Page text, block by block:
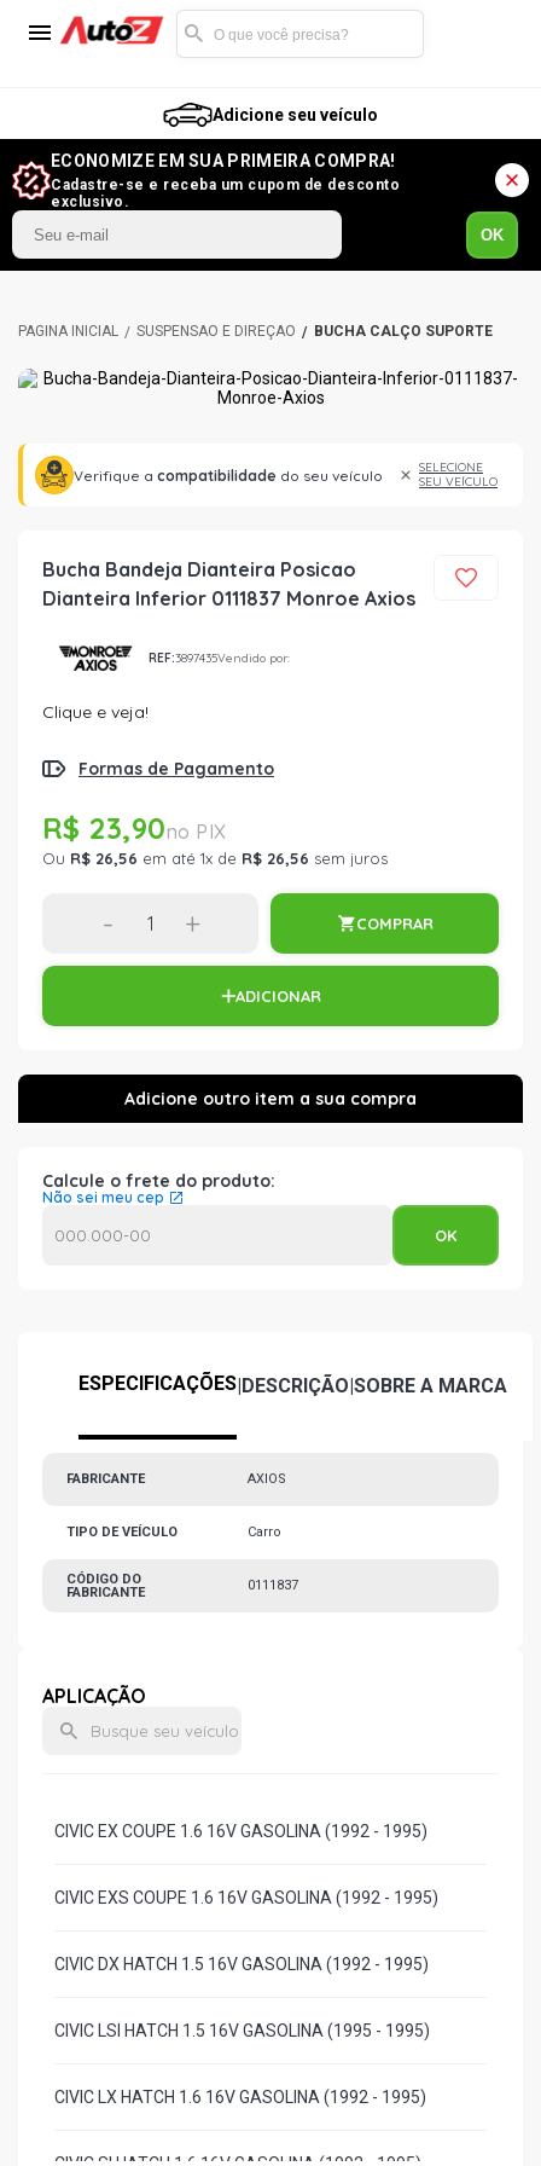
Adicione seu veículo
ECONOMIZE EM SUA PRIMEIRA COMPRA!
Cadastre-se e receba um cupom de desconto
exclusivo.
OK
SUSPENSÃO E DIREÇÃO BUCHA CALÇO SUPORTE
Verifique a compatibilidade do seu veículo
SELECIONE
SEU VEÍCULO
Bucha Bandeja Dianteira Posicao
Dianteira Inferior 0111837 Monroe Axios
REF:3897435Vendido por:
Clique e veja!
Formas de Pagamento
R$ 23,90
Ou R$ 26,56 em até 1x de R$ 26,56 sem juros
- + COMPRAR
ADICIONAR
Calcule o frete do produto:
Não sei meu cep
ESPECIFICAÇÕES|DESCRIÇÃO|SOBRE A MARCA
FABRICANTE AXIOS
TIPO DE VEÍCULO Carro
CÓDIGO DO
FABRICANTE
0111837
APLICAÇÃO
CIVIC EX COUPE 1.6 16V GASOLINA (1992 - 1995)
CIVIC EXS COUPE 1.6 16V GASOLINA (1992 - 1995)
CIVIC DX HATCH 1.5 16V GASOLINA (1992 - 1995)
CIVIC LSI HATCH 1.5 16V GASOLINA (1995 - 1995)
CIVIC LX HATCH 1.6 16V GASOLINA (1992 - 1995)